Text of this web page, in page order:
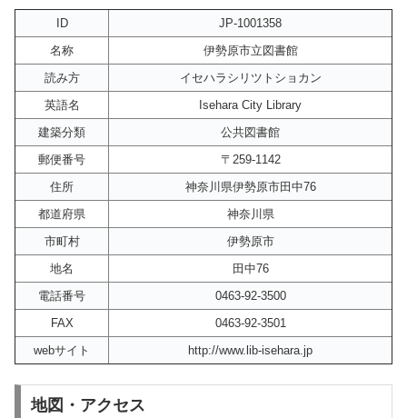
ID
JP-1001358
名称
伊勢原市立図書館
読み方
イセハラシリツトショカン
英語名
Isehara City Library
建築分類
公共図書館
郵便番号
〒259-1142
住所
神奈川県伊勢原市田中76
都道府県
神奈川県
市町村
伊勢原市
地名
田中76
電話番号
0463-92-3500
FAX
0463-92-3501
webサイト
http://www.lib-isehara.jp
地図・アクセス